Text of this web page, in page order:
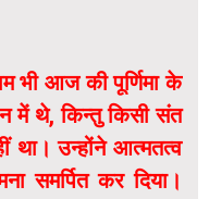
भी आज की पूर्णिमा के
में थे, किन्तु किसी संत
था। उन्होंने आत्मतत्व
समर्पित कर दिया।